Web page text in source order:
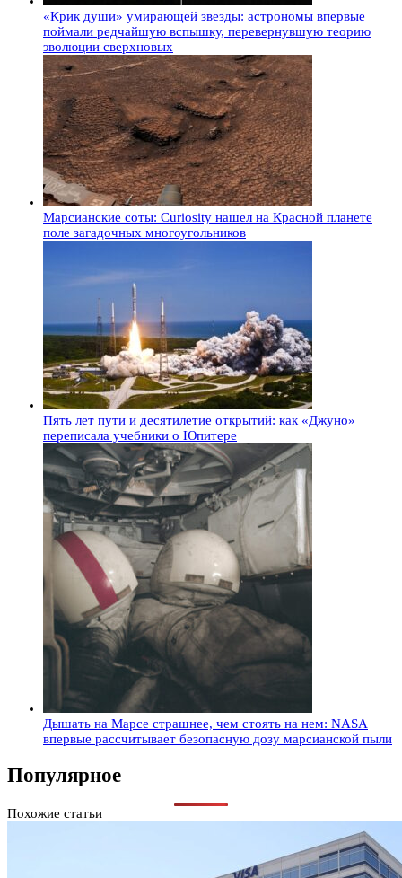
«Крик души» умирающей звезды: астрономы впервые
поймали редчайшую вспышку, перевернувшую теорию
эволюции сверхновых
Марсианские соты: Curiosity нашел на Красной планете
поле загадочных многоугольников
Пять лет пути и десятилетие открытий: как «Джуно»
переписала учебники о Юпитере
Дышать на Марсе страшнее, чем стоять на нем: NASA
впервые рассчитывает безопасную дозу марсианской пыли
Популярное
Похожие статьи